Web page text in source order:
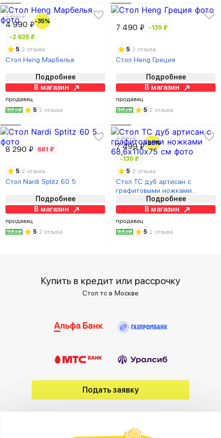
7 690 ₽
4 990 ₽-35%
-2 639 ₽
5 2 отзыва
Стол Heng Марбелья
Подробнее
В магазин
продавец
5 2 отзыва
7 490 ₽ -139 ₽
5 2 отзыва
Стол Heng Греция
Подробнее
В магазин
продавец
5 2 отзыва
8 290 ₽ 661 ₽
5 2 отзыва
Стол Nardi Sptitz 60 5
Подробнее
В магазин
продавец
5 2 отзыва
9 999 ₽
7 499 ₽-25%
-130 ₽
5 2 отзыва
Стол ТС дуб артисан с
графитовыми ножками
68,6х110х75 см
Подробнее
В магазин
продавец
5 2 отзыва
Купить в кредит или рассрочку
Стол тc в Москве
Подать заявку